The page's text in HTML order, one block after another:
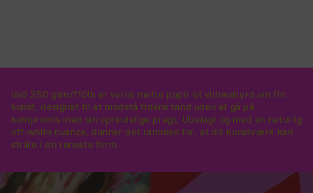
Ved 250 gsm/110lb er vores matte papir et vidnesbyrd om fin
kunst, designet til at modstå tidens tand uden at gå på
kompromis med sin oprindelige pragt. Ubelagt og med en naturlig
off-white nuance, danner det rammen for, at dit kunstværk kan
stråle i sin reneste form.